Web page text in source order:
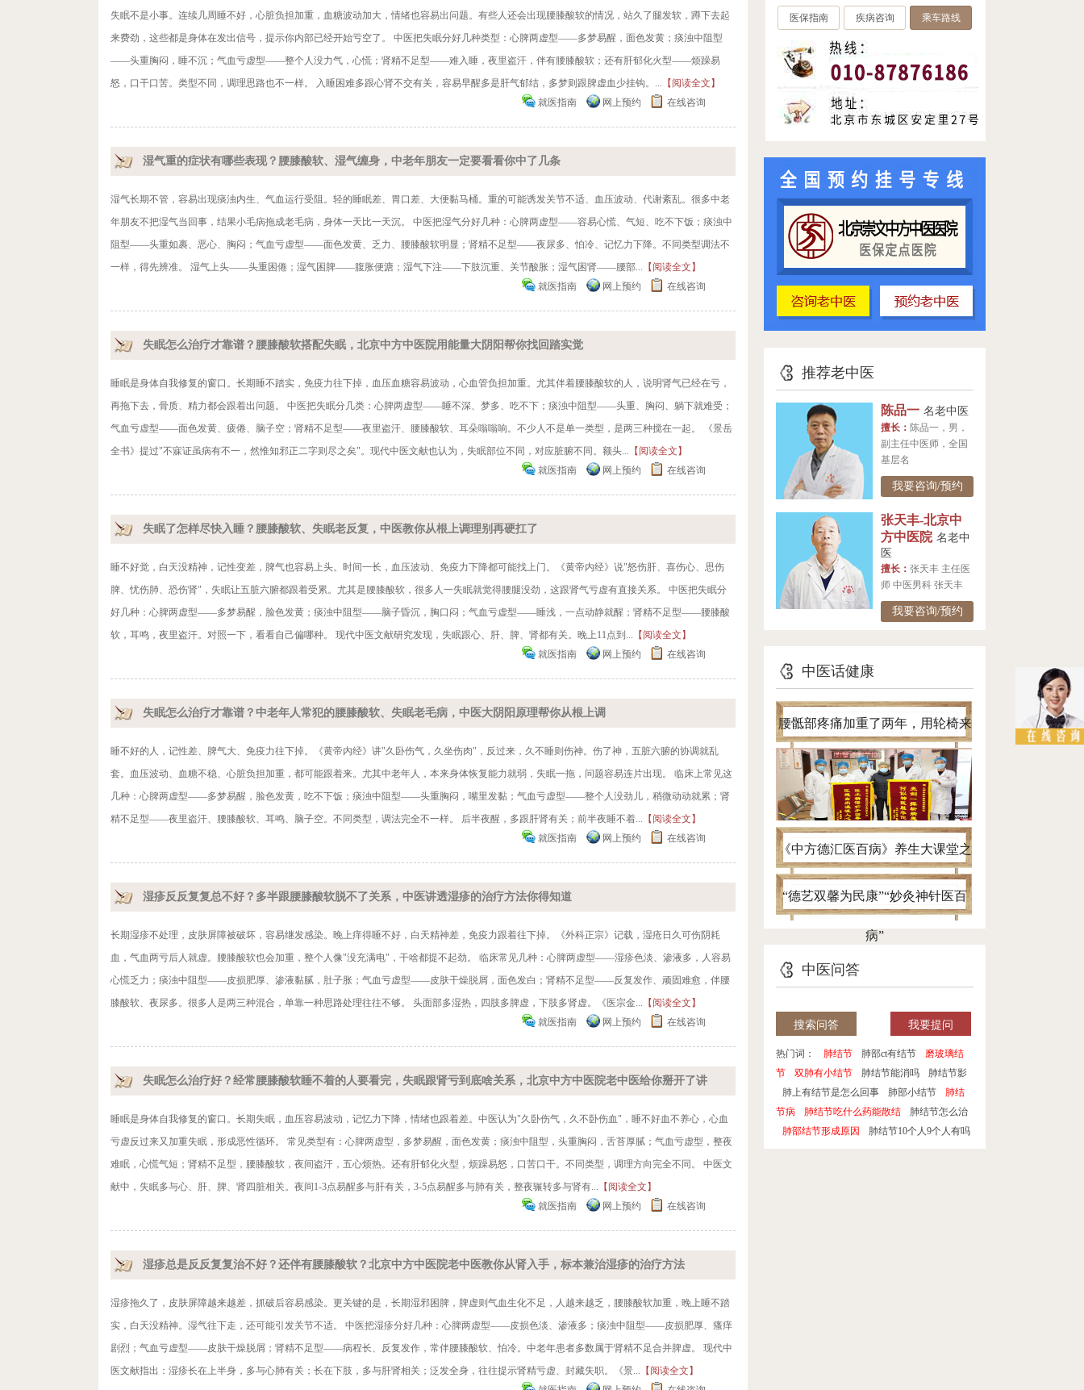
失眠不是小事。连续几周睡不好，心脏负担加重，血糖波动加大，情绪也容易出问题。有些人还会出现腰膝酸软的情况，站久了腿发软，蹲下去起
来费劲，这些都是身体在发出信号，提示你内部已经开始亏空了。 中医把失眠分好几种类型：心脾两虚型——多梦易醒，面色发黄；痰浊中阻型
——头重胸闷，睡不沉；气血亏虚型——整个人没力气，心慌；肾精不足型——难入睡，夜里盗汗，伴有腰膝酸软；还有肝郁化火型——烦躁易
怒，口干口苦。类型不同，调理思路也不一样。 入睡困难多跟心肾不交有关，容易早醒多是肝气郁结，多梦则跟脾虚血少挂钩。... 【阅读全文】
就医指南
网上预约 在线咨询
湿气重的症状有哪些表现？腰膝酸软、湿气缠身，中老年朋友一定要看看你中了几条
湿气长期不管，容易出现痰浊内生、气血运行受阻。轻的睡眠差、胃口差、大便黏马桶。重的可能诱发关节不适、血压波动、代谢紊乱。很多中老
年朋友不把湿气当回事，结果小毛病拖成老毛病，身体一天比一天沉。 中医把湿气分好几种：心脾两虚型——容易心慌、气短、吃不下饭；痰浊中
阻型——头重如裹、恶心、胸闷；气血亏虚型——面色发黄、乏力、腰膝酸软明显；肾精不足型——夜尿多、怕冷、记忆力下降。不同类型调法不
一样，得先辨准。 湿气上头——头重困倦；湿气困脾——腹胀便溏；湿气下注——下肢沉重、关节酸胀；湿气困肾——腰部... 【阅读全文】
就医指南
网上预约 在线咨询
失眠怎么治疗才靠谱？腰膝酸软搭配失眠，北京中方中医院用能量大阴阳帮你找回踏实觉
睡眠是身体自我修复的窗口。长期睡不踏实，免疫力往下掉，血压血糖容易波动，心血管负担加重。尤其伴着腰膝酸软的人，说明肾气已经在亏，
再拖下去，骨质、精力都会跟着出问题。 中医把失眠分几类：心脾两虚型——睡不深、梦多、吃不下；痰浊中阻型——头重、胸闷、躺下就难受；
气血亏虚型——面色发黄、疲倦、脑子空；肾精不足型——夜里盗汗、腰膝酸软、耳朵嗡嗡响。不少人不是单一类型，是两三种搅在一起。 《景岳
全书》提过"不寐证虽病有不一，然惟知邪正二字则尽之矣"。现代中医文献也认为，失眠部位不同，对应脏腑不同。额头... 【阅读全文】
就医指南
网上预约 在线咨询
失眠了怎样尽快入睡？腰膝酸软、失眠老反复，中医教你从根上调理别再硬扛了
睡不好觉，白天没精神，记性变差，脾气也容易上头。时间一长，血压波动、免疫力下降都可能找上门。《黄帝内经》说"怒伤肝、喜伤心、思伤
脾、忧伤肺、恐伤肾"，失眠让五脏六腑都跟着受累。尤其是腰膝酸软，很多人一失眠就觉得腰腿没劲，这跟肾气亏虚有直接关系。 中医把失眠分
好几种：心脾两虚型——多梦易醒，脸色发黄；痰浊中阻型——脑子昏沉，胸口闷；气血亏虚型——睡浅，一点动静就醒；肾精不足型——腰膝酸
软，耳鸣，夜里盗汗。对照一下，看看自己偏哪种。 现代中医文献研究发现，失眠跟心、肝、脾、肾都有关。晚上11点到... 【阅读全文】
就医指南
网上预约 在线咨询
失眠怎么治疗才靠谱？中老年人常犯的腰膝酸软、失眠老毛病，中医大阴阳原理帮你从根上调
睡不好的人，记性差、脾气大、免疫力往下掉。《黄帝内经》讲"久卧伤气，久坐伤肉"，反过来，久不睡则伤神。伤了神，五脏六腑的协调就乱
套。血压波动、血糖不稳、心脏负担加重，都可能跟着来。尤其中老年人，本来身体恢复能力就弱，失眠一拖，问题容易连片出现。 临床上常见这
几种：心脾两虚型——多梦易醒，脸色发黄，吃不下饭；痰浊中阻型——头重胸闷，嘴里发黏；气血亏虚型——整个人没劲儿，稍微动动就累；肾
精不足型——夜里盗汗、腰膝酸软、耳鸣、脑子空。不同类型，调法完全不一样。 后半夜醒，多跟肝肾有关；前半夜睡不着... 【阅读全文】
就医指南
网上预约 在线咨询
湿疹反反复复总不好？多半跟腰膝酸软脱不了关系，中医讲透湿疹的治疗方法你得知道
长期湿疹不处理，皮肤屏障被破坏，容易继发感染。晚上痒得睡不好，白天精神差，免疫力跟着往下掉。《外科正宗》记载，湿疮日久可伤阴耗
血，气血两亏后人就虚。腰膝酸软也会加重，整个人像"没充满电"，干啥都提不起劲。 临床常见几种：心脾两虚型——湿疹色淡、渗液多，人容易
心慌乏力；痰浊中阻型——皮损肥厚、渗液黏腻，肚子胀；气血亏虚型——皮肤干燥脱屑，面色发白；肾精不足型——反复发作、顽固难愈，伴腰
膝酸软、夜尿多。很多人是两三种混合，单靠一种思路处理往往不够。 头面部多湿热，四肢多脾虚，下肢多肾虚。《医宗金... 【阅读全文】
就医指南
网上预约 在线咨询
失眠怎么治疗好？经常腰膝酸软睡不着的人要看完，失眠跟肾亏到底啥关系，北京中方中医院老中医给你掰开了讲
睡眠是身体自我修复的窗口。长期失眠，血压容易波动，记忆力下降，情绪也跟着差。中医认为"久卧伤气，久不卧伤血"，睡不好血不养心，心血
亏虚反过来又加重失眠，形成恶性循环。 常见类型有：心脾两虚型，多梦易醒，面色发黄；痰浊中阻型，头重胸闷，舌苔厚腻；气血亏虚型，整夜
难眠，心慌气短；肾精不足型，腰膝酸软，夜间盗汗，五心烦热。还有肝郁化火型，烦躁易怒，口苦口干。不同类型，调理方向完全不同。 中医文
献中，失眠多与心、肝、脾、肾四脏相关。夜间1-3点易醒多与肝有关，3-5点易醒多与肺有关，整夜辗转多与肾有... 【阅读全文】
就医指南
网上预约 在线咨询
湿疹总是反反复复治不好？还伴有腰膝酸软？北京中方中医院老中医教你从肾入手，标本兼治湿疹的治疗方法
湿疹拖久了，皮肤屏障越来越差，抓破后容易感染。更关键的是，长期湿邪困脾，脾虚则气血生化不足，人越来越乏，腰膝酸软加重，晚上睡不踏
实，白天没精神。湿气往下走，还可能引发关节不适。 中医把湿疹分好几种：心脾两虚型——皮损色淡、渗液多；痰浊中阻型——皮损肥厚、瘙痒
剧烈；气血亏虚型——皮肤干燥脱屑；肾精不足型——病程长、反复发作，常伴腰膝酸软、怕冷。中老年患者多数属于肾精不足合并脾虚。 现代中
医文献指出：湿疹长在上半身，多与心肺有关；长在下肢，多与肝肾相关；泛发全身，往往提示肾精亏虚、封藏失职。《景... 【阅读全文】
医保指南 疾病咨询 乘车路线
推荐老中医
陈品一 名老中医
擅长： 陈品一，男，
副主任中医师，全国
基层名
我要咨询/预约
张天丰-北京中
方中医院 名老中
医
擅长： 张天丰 主任医
师 中医男科 张天丰
我要咨询/预约
中医话健康
腰骶部疼痛加重了两年，用轮椅来
看病，针灸一个半月自己进病房
《中方德汇医百病》养生大课堂之
带您认清腰椎间盘突出真面目
“德艺双馨为民康”“妙灸神针医百
病”
中医问答
热门词： 肺结节 肺部ct有结节
磨玻璃结
节
双肺有小结节 肺结节能消吗
肺结节影
肺上有结节是怎么回事
肺部小结节
肺结
节病
肺结节吃什么药能散结
肺结节怎么治
肺部结节形成原因
肺结节10个人9个人有吗